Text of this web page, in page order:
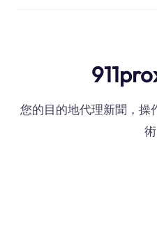
您的目的地代理新聞，操
術